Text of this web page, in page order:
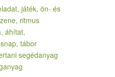
játék, ön- és
ritmus
áhítat,
tábor
segédanyag